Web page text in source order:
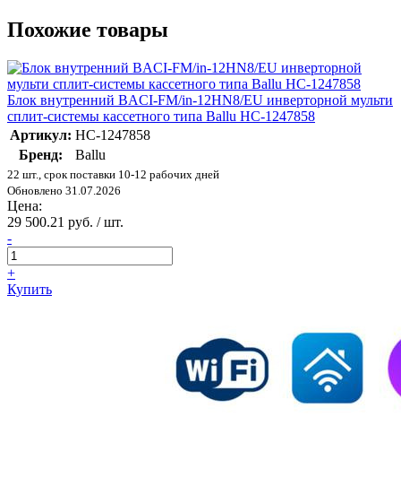
Похожие товары
Блок внутренний BACI-FM/in-12HN8/EU инверторной мульти
сплит-системы кассетного типа Ballu НС-1247858
Артикул: НС-1247858
Бренд:
Ballu
22 шт., срок поставки 10-12 рабочих дней
Обновлено 31.07.2026
Цена:
29 500.21 руб. / шт.
-
+
Купить